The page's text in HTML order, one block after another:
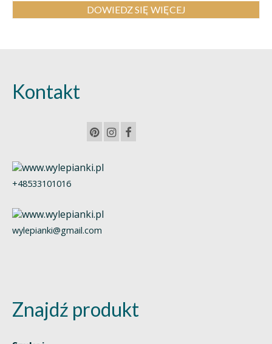
DOWIEDZ SIĘ WIĘCEJ
Kontakt
+48533101016
wylepianki@gmail.com
Znajdź produkt